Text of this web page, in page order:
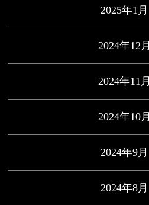
2025年1月
2024年12月
2024年11月
2024年10月
2024年9月
2024年8月